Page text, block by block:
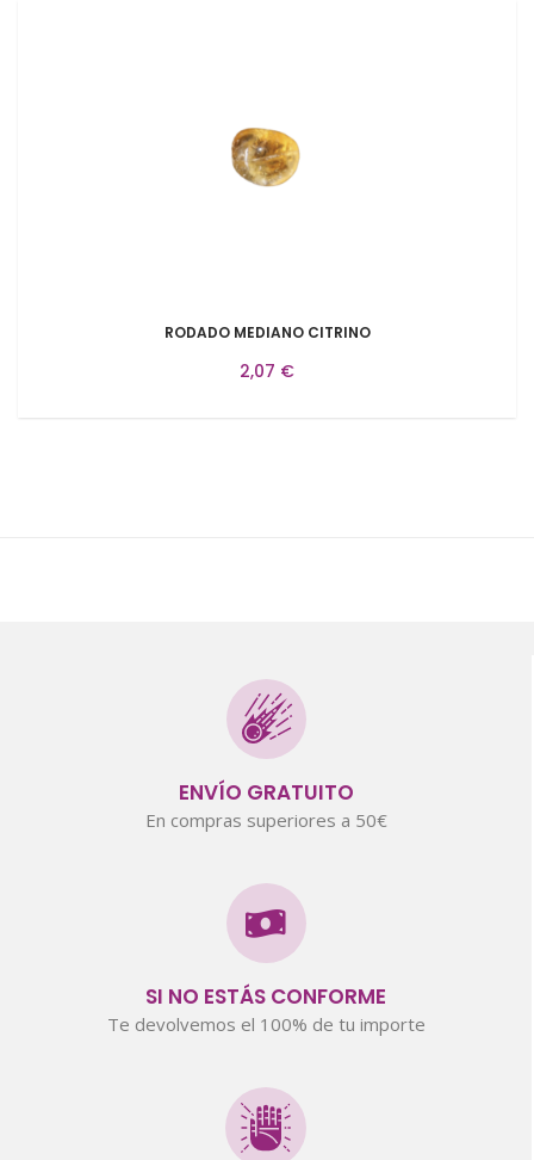
RODADO MEDIANO CITRINO
2,07 €
ENVÍO GRATUITO
En compras superiores a 50€
SI NO ESTÁS CONFORME
Te devolvemos el 100% de tu importe